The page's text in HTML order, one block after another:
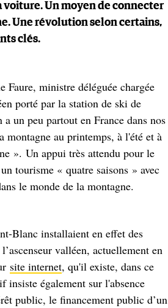
Un moyen de connecter
Une révolution selon certains,
clés.
ministre déléguée chargée
porté par la station de ski de
un peu partout en France dans nos
au printemps, à l'été et à
». Un appui très attendu pour le
tourisme « quatre saisons » avec
le monde de la montagne.
Blanc installaient en effet des
valléen, actuellement en
site internet, qu'il existe, dans ce
également sur l'absence
public, le financement public d’un